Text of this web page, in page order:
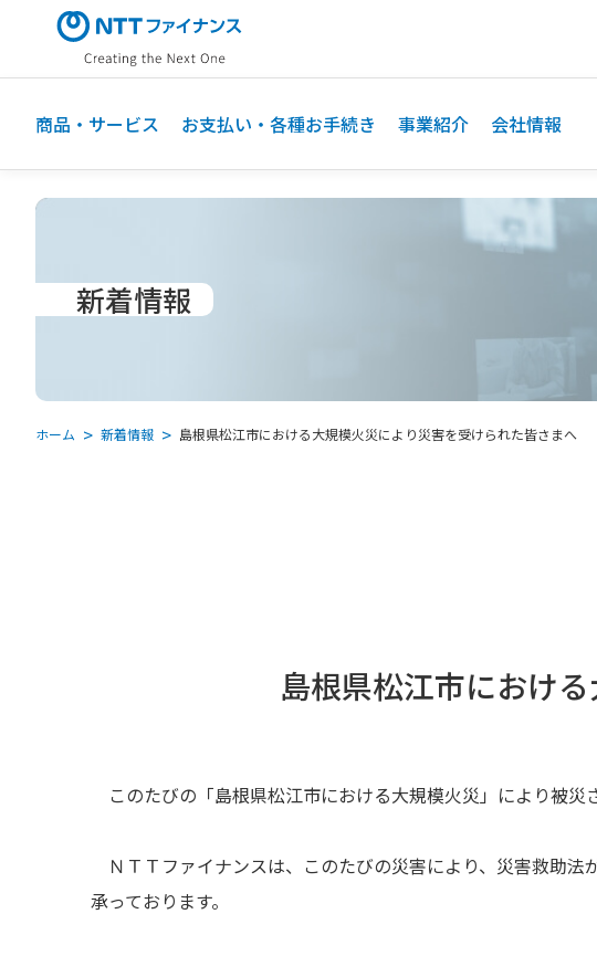
ン
商品・サービス お支払い・各種お手続き 事業紹介 会社情報
新着情報
ホーム 新着情報 島根県松江市における大規模火災により災害を受けられた皆さまへ
島根県松江市におけ
このたびの「島根県松江市における大規模火災」により被災
ＮＴＴファイナンスは、このたびの災害により、災害救助法
承っております。